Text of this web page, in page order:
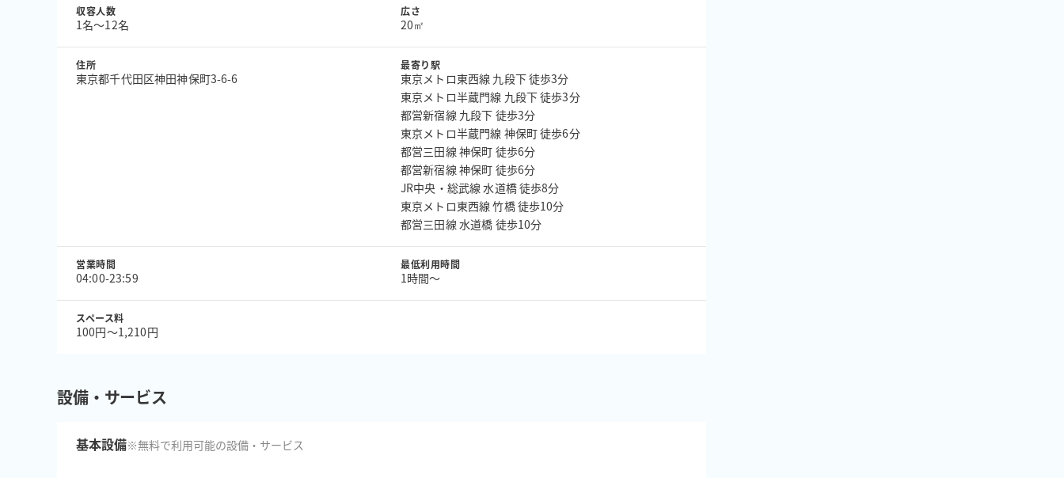
収容人数
1名〜12名
広さ
20㎡
住所
東京都千代田区神田神保町3-6-6
最寄り駅
東京メトロ東西線 九段下 徒歩3分
東京メトロ半蔵門線 九段下 徒歩3分
都営新宿線 九段下 徒歩3分
東京メトロ半蔵門線 神保町 徒歩6分
都営三田線 神保町 徒歩6分
都営新宿線 神保町 徒歩6分
JR中央・総武線 水道橋 徒歩8分
東京メトロ東西線 竹橋 徒歩10分
都営三田線 水道橋 徒歩10分
営業時間
04:00-23:59
最低利用時間
1時間〜
スペース料
100円〜1,210円
設備・サービス
基本設備※無料で利用可能の設備・サービス